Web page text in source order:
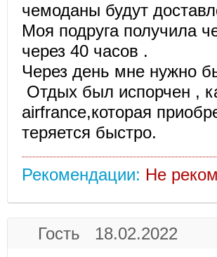
чемоданы будут
Моя подруга получила
через 40 часов .
Через день мне нужно
Отдых был испорчен ,
airfrance,которая
теряется быстро.
Рекомендации: Не
Гость 18.02.2022